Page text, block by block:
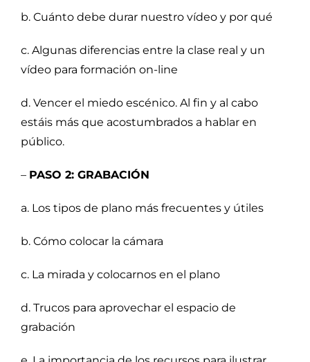
b. Cuánto debe durar nuestro vídeo y por qué
c. Algunas diferencias entre la clase real y un
vídeo para formación on-line
d. Vencer el miedo escénico. Al fin y al cabo
estáis más que acostumbrados a hablar en
público.
– PASO 2: GRABACIÓN
a. Los tipos de plano más frecuentes y útiles
b. Cómo colocar la cámara
c. La mirada y colocarnos en el plano
d. Trucos para aprovechar el espacio de
grabación